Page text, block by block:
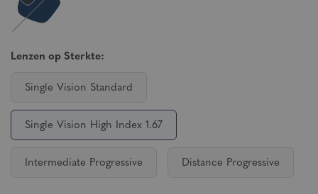
Lenzen op Sterkte:
Single Vision Standard
Single Vision High Index 1.67
Intermediate Progressive Distance Progressive